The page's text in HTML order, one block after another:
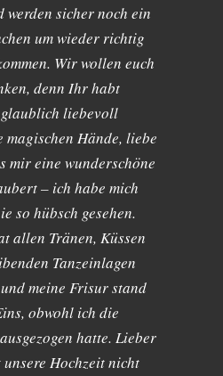
werden sicher noch ein
um wieder richtig
Wir wollen euch
denn Ihr habt
liebevoll
magischen Hände, liebe
mir eine wunderschöne
– ich habe mich
so hübsch gesehen.
allen Tränen, Küssen
Tanzeinlagen
meine Frisur stand
obwohl ich die
hatte. Lieber
Hochzeit nicht